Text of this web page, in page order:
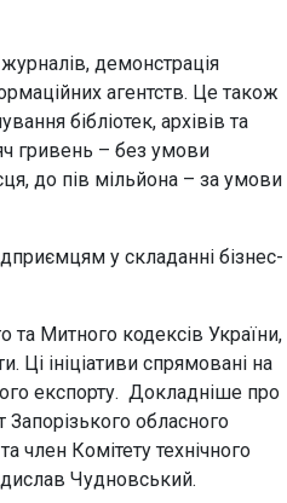
демонстрація
агентств. Це також
бібліотек, архівів та
гривень – без умови
до пів мільйона – за умови
у складанні бізнес-
та Митного кодексів України,
Ці ініціативи спрямовані на
експорту. Докладніше про
Запорізького обласного
член Комітету технічного
Чудновський.